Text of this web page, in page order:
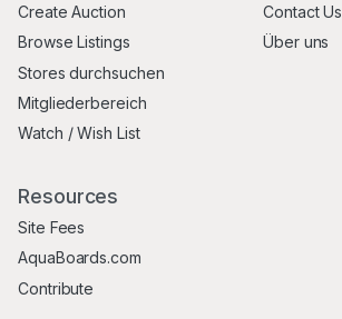
Create Auction
Browse Listings
Stores durchsuchen
Mitgliederbereich
Watch / Wish List
Contact Us
Über uns
Resources
Site Fees
AquaBoards.com
Contribute